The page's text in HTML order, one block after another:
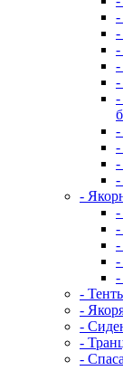
-
-
-
-
-
-
-
-
-
-
-
-
-
-
-
-
-
-
-
-
-